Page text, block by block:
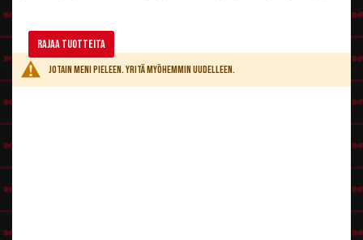
Rajaa tuotteita
Jotain meni pieleen. Yritä myöhemmin uudelleen.